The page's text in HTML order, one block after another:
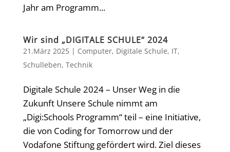
Jahr am Programm...
Wir sind „DIGITALE SCHULE“ 2024
21.März 2025| Computer, Digitale Schule, IT,
Schulleben, Technik
Digitale Schule 2024 – Unser Weg in die
Zukunft Unsere Schule nimmt am
„Digi:Schools Programm“ teil – eine Initiative,
die von Coding for Tomorrow und der
Vodafone Stiftung gefördert wird. Ziel dieses